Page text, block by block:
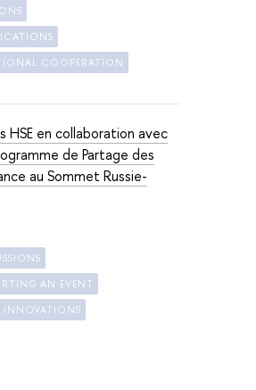
COOPERATION
HSE en collaboration avec
de Partage des
au Sommet Russie-
AN EVENT
INNOVATIONS